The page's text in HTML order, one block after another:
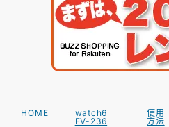
HOME
watch6
EV-236
使用
方法